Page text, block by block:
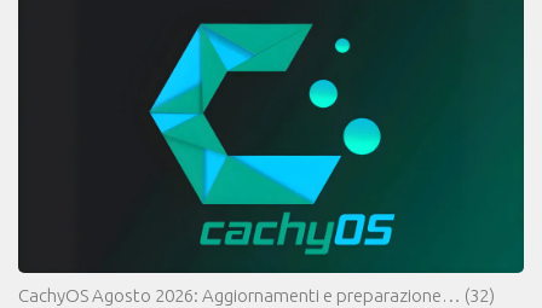
CachyOS Agosto 2026: Aggiornamenti e preparazione… (32)